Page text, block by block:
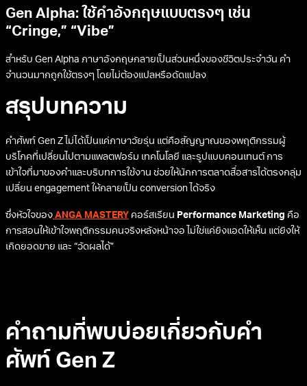
Gen Alpha: ใช้คำอังกฤษแบบตรงๆ เช่น
“Cringe,” “Vibe”
สำหรับ Gen Alpha ภาษาอังกฤษกลายเป็นส่วนหนึ่งของชีวิตประจำวัน คำ
จำนวนมากถูกใช้ตรงๆ โดยไม่ต้องแปลหรือดัดแปลง
สรุปบทความ
คําศัพท์ Gen Z ไม่ได้เป็นแค่ภาษาวัยรุ่น แต่คือสัญญาณของพฤติกรรมผู้
บริโภคที่เปลี่ยนไปตามแพลตฟอร์ม เทคโนโลยี และรูปแบบคอนเทนต์ การ
เข้าใจที่มาของคำและบริบทการใช้งาน ช่วยให้นักการตลาดสื่อสารได้ตรงกลุ่ม
เปลี่ยน engagement ให้กลายเป็น conversion ได้จริง
ซึ่งหัวใจของ ANGA MASTERY คอร์สเรียน Performance Marketing คือ
การสอนให้เข้าใจพฤติกรรมคนจริงหลังหน้าจอ ไม่ใช่แค่ยิงแอดให้เห็น แต่ยิงให้
เกิดยอดขาย และ “วัดผลได้”
คำถามที่พบบ่อยเกี่ยวกับคำ
ศัพท์ Gen Z